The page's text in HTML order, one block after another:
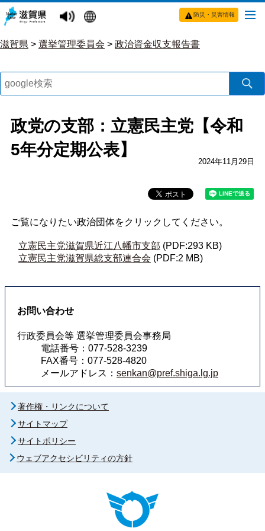
防災・災害情報
滋賀県 > 選挙管理委員会 > 政治資金収支報告書
政党の支部：立憲民主党【令和
5年分定期公表】
2024年11月29日
ご覧になりたい政治団体をクリックしてください。
立憲民主党滋賀県近江八幡市支部 (PDF:293 KB)
立憲民主党滋賀県総支部連合会 (PDF:2 MB)
お問い合わせ
行政委員会等 選挙管理委員会事務局
電話番号：077-528-3239
FAX番号：077-528-4820
メールアドレス： senkan@pref.shiga.lg.jp
著作権・リンクについて
サイトマップ
サイトポリシー
ウェブアクセシビリティの方針